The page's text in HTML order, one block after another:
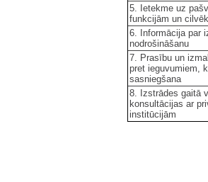
5. Ietekme uz
funkcijām un
6. Informācija par
nodrošināšanu
7. Prasību un
pret ieguvumiem,
sasniegšana
8. Izstrādes gaitā
konsultācijas ar
institūcijām